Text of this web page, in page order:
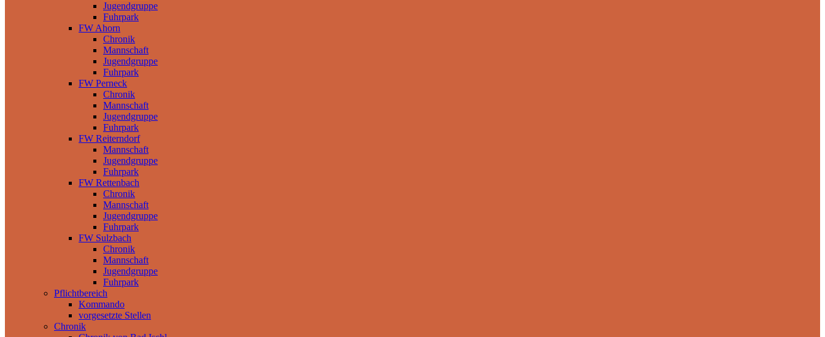
Jugendgruppe
Fuhrpark
FW Ahorn
Chronik
Mannschaft
Jugendgruppe
Fuhrpark
FW Perneck
Chronik
Mannschaft
Jugendgruppe
Fuhrpark
FW Reiterndorf
Mannschaft
Jugendgruppe
Fuhrpark
FW Rettenbach
Chronik
Mannschaft
Jugendgruppe
Fuhrpark
FW Sulzbach
Chronik
Mannschaft
Jugendgruppe
Fuhrpark
Pflichtbereich
Kommando
vorgesetzte Stellen
Chronik